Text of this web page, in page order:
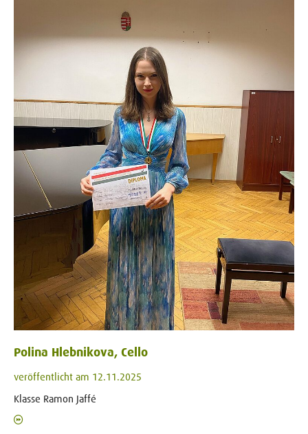
Polina Hlebnikova, Cello
veröffentlicht am 12.11.2025
Klasse Ramon Jaffé